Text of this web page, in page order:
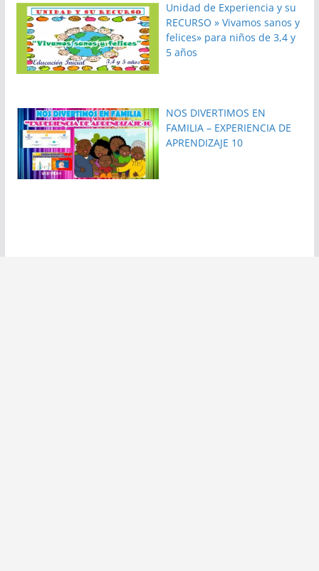
Unidad de Experiencia y su
RECURSO » Vivamos sanos y
felices» para niños de 3,4 y
5 años
NOS DIVERTIMOS EN
FAMILIA – EXPERIENCIA DE
APRENDIZAJE 10